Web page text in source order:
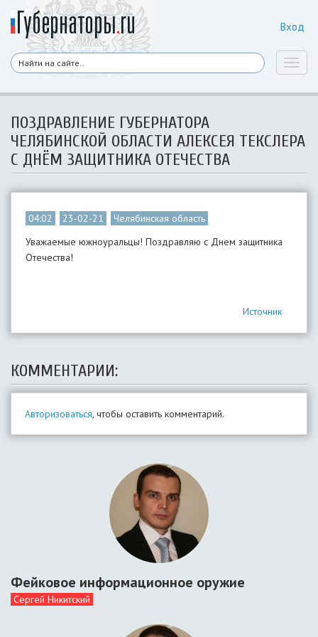
Вход
ПОЗДРАВЛЕНИЕ ГУБЕРНАТОРА
ЧЕЛЯБИНСКОЙ ОБЛАСТИ АЛЕКСЕЯ ТЕКСЛЕРА
С ДНЁМ ЗАЩИТНИКА ОТЕЧЕСТВА
04:02 23-02-21
Челябинская область
Уважаемые южноуральцы! Поздравляю с Днем защитника
Отечества!
Источник
КОММЕНТАРИИ:
Авторизоваться, чтобы оставить комментарий.
Фейковое информационное оружие
Сергей Никитский